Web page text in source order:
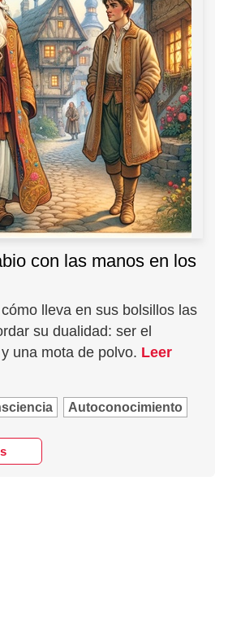
con las manos en los
lleva en sus bolsillos las
su dualidad: ser el
una mota de polvo. Leer
Autoconocimiento